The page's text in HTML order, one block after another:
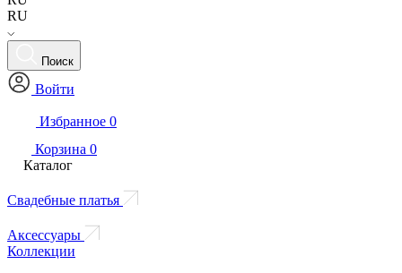
RU
Поиск
Войти
Избранное 0
Корзина 0
Каталог
Свадебные платья
Аксессуары
Коллекции